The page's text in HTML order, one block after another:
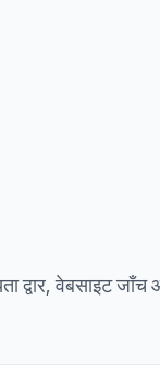
द्वार, वेबसाइट जाँच